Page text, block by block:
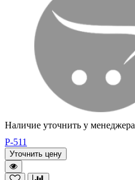
Наличие уточнить у менеджера
P-511
Уточнить цену